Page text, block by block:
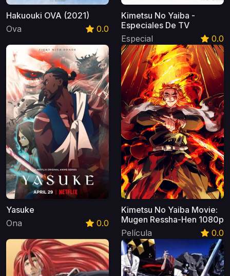
Hakuouki OVA (2021)
Ova
0.0
Kimetsu No Yaiba -
Especiales De TV
Especial
0.0
Yasuke
Ona
0.0
Kimetsu No Yaiba Movie:
Mugen Ressha-Hen 1080p
Película
0.0